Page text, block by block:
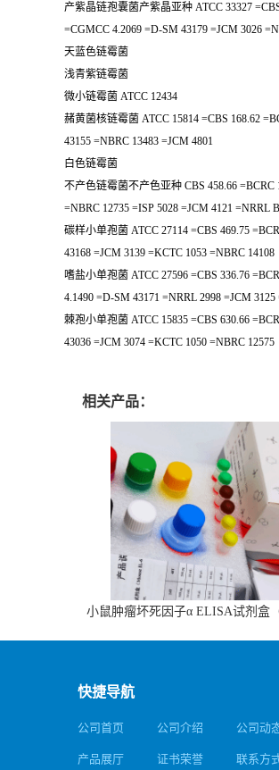
产紫晶链孢囊菌产紫晶亚种 ATCC 33327
=CGMCC 4.2069 =D-SM 43179 =JCM 3026
天蓝色链霉菌
浅青紫链霉菌
微小链霉菌 ATCC 12434
赭黄菌核链霉菌 ATCC 15814 =CBS 168.62
43155 =NBRC 13483 =JCM 4801
白色链霉菌
不产色链霉菌不产色亚种 CBS 458.66 =BCRC
=NBRC 12735 =ISP 5028 =JCM 4121 =NRRL
碳样小单孢菌 ATCC 27114 =CBS 469.75
43168 =JCM 3139 =KCTC 1053 =NBRC 14108
嗜盐小单孢菌 ATCC 27596 =CBS 336.76
4.1490 =D-SM 43171 =NRRL 2998 =JCM
棘孢小单孢菌 ATCC 15835 =CBS 630.66
43036 =JCM 3074 =KCTC 1050 =NBRC 12575
相关产品：
小鼠肿瘤坏死因子α ELISA试剂盒
快捷导航
公司首页 公司介绍 公司动
产品展厅 证书荣誉 联系方